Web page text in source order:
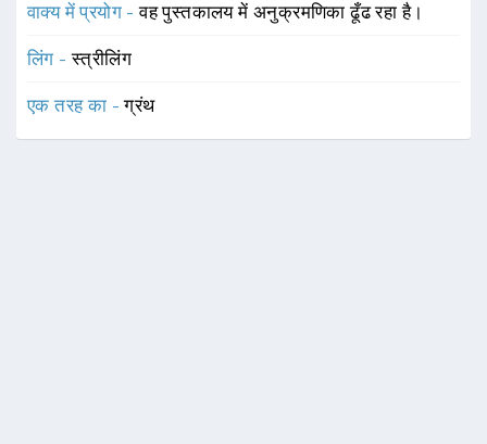
वाक्य में प्रयोग -वह पुस्तकालय में अनुक्रमणिका ढूँढ रहा है।
लिंग -स्त्रीलिंग
एक तरह का -ग्रंथ